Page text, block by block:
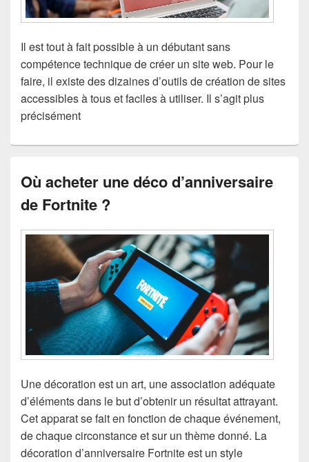
Il est tout à fait possible à un débutant sans
compétence technique de créer un site web. Pour le
faire, il existe des dizaines d’outils de création de sites
accessibles à tous et faciles à utiliser. Il s’agit plus
précisément
Où acheter une déco d’anniversaire
de Fortnite ?
Une décoration est un art, une association adéquate
d’éléments dans le but d’obtenir un résultat attrayant.
Cet apparat se fait en fonction de chaque événement,
de chaque circonstance et sur un thème donné. La
décoration d’anniversaire Fortnite est un style